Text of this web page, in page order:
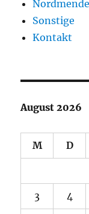
Nordmende
Sonstige
Kontakt
August 2026
M D
3 4